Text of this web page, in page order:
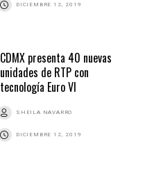
DICIEMBRE 12, 2019
CDMX presenta 40 nuevas
unidades de RTP con
tecnología Euro VI
SHEILA NAVARRO
DICIEMBRE 12, 2019